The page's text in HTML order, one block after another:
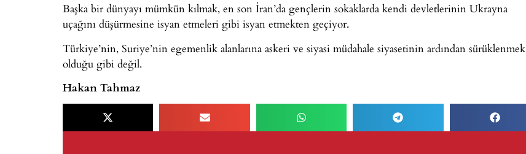
Başka bir dünyayı mümkün kılmak, en son İran’da gençlerin sokaklarda kendi devletlerinin Ukrayna
uçağını düşürmesine isyan etmeleri gibi isyan etmekten geçiyor.
Türkiye’nin, Suriye’nin egemenlik alanlarına askeri ve siyasi müdahale siyasetinin ardından sürüklenmek
olduğu gibi değil.
Hakan Tahmaz